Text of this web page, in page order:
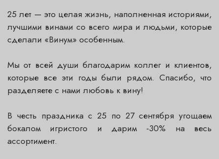
25 лет — это целая жизнь, наполненная историями,
лучшими винами со всего мира и людьми, которые
сделали «Винум» особенным.
Мы от всей души благодарим коллег и клиентов,
которые все эти годы были рядом. Спасибо, что
разделяете с нами любовь к вину!
В честь праздника с 25 по 27 сентября угощаем
бокалом игристого и дарим -30% на весь
ассортимент.